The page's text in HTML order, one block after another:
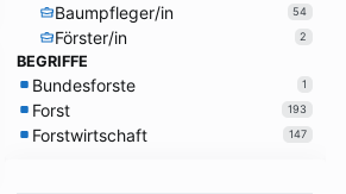
Baumpfleger/in 54
Förster/in 2
BEGRIFFE
Bundesforste 1
Forst 193
Forstwirtschaft 147